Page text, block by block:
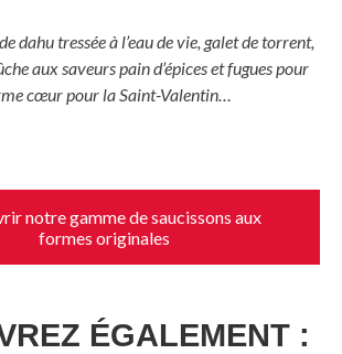
dahu tressée à l’eau de vie, galet de torrent,
aux saveurs pain d’épices et fugues pour
cœur pour la Saint-Valentin…
notre gamme de saucissons aux
formes originales
ÉGALEMENT :